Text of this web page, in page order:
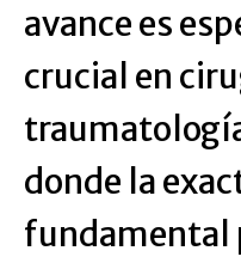
avance es
crucial en
donde la
fundamental